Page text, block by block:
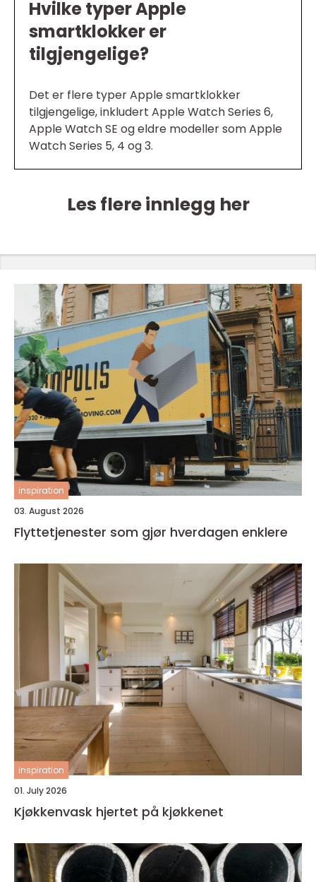
Hvilke typer Apple
smartklokker er
tilgjengelige?
Det er flere typer Apple smartklokker
tilgjengelige, inkludert Apple Watch Series 6,
Apple Watch SE og eldre modeller som Apple
Watch Series 5, 4 og 3.
Les flere innlegg her
inspiration
03. August 2026
Flyttetjenester som gjør hverdagen enklere
inspiration
01. July 2026
Kjøkkenvask hjertet på kjøkkenet